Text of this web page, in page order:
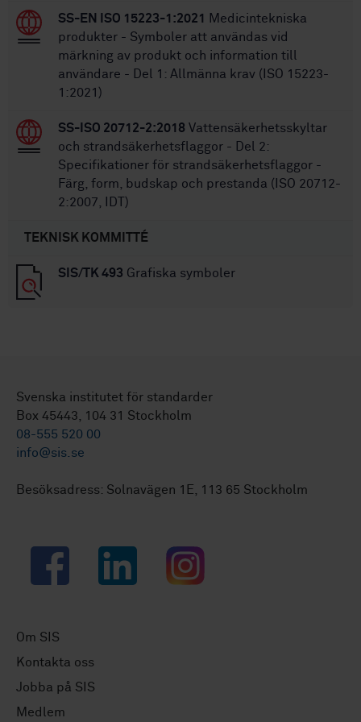
SS-EN ISO 15223-1:2021
Medicintekniska
produkter - Symboler att användas vid
märkning av produkt och information till
användare - Del 1: Allmänna krav (ISO 15223-
1:2021)
SS-ISO 20712-2:2018 Vattensäkerhetsskyltar
och strandsäkerhetsflaggor - Del 2:
Specifikationer för strandsäkerhetsflaggor -
Färg, form, budskap och prestanda (ISO 20712-
2:2007, IDT)
TEKNISK KOMMITTÉ
SIS/TK 493 Grafiska symboler
Svenska institutet för standarder
Box 45443, 104 31 Stockholm
08-555 520 00
info@sis.se
Besöksadress: Solnavägen 1E, 113 65 Stockholm
Facebook LinkedIn Instagram
Om SIS
Kontakta oss
Jobba på SIS
Medlem